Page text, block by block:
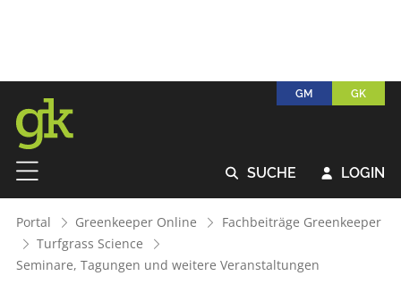
GM GK
 SUCHE  LOGIN
Portal Greenkeeper Online
Fachbeiträge Greenkeeper
Turfgrass Science
Seminare, Tagungen und weitere Veranstaltungen